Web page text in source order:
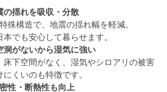
の揺れを吸収・分散
殊構造で、地震の揺れ幅を軽減。
でも安心して暮らせます。
洞がないから湿気に強い
下空間がなく、湿気やシロアリの被害
にくいのも特徴です。
性・断熱性も向上